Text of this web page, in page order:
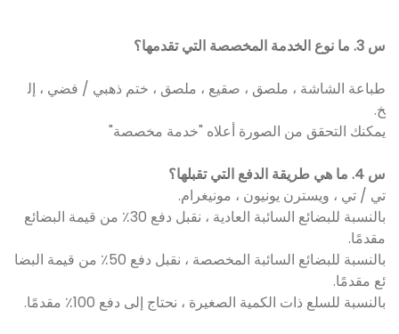
س 3. ما نوع الخدمة المخصصة التي تقدمها؟
طباعة الشاشة ، ملصق ، صقيع ، ملصق ، ختم ذهبي / فضي ، إل
خ.
يمكنك التحقق من الصورة أعلاه "خدمة مخصصة"
س 4. ما هي طريقة الدفع التي تقبلها؟
تي / تي ، ويسترن يونيون ، مونيغرام.
بالنسبة للبضائع السائبة العادية ، نقبل دفع 30٪ من قيمة البضائع
مقدمًا.
بالنسبة للبضائع السائبة المخصصة ، نقبل دفع 50٪ من قيمة البضا
ئع مقدمًا.
بالنسبة للسلع ذات الكمية الصغيرة ، نحتاج إلى دفع 100٪ مقدمًا.